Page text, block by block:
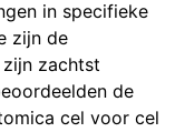
in specifieke
zijn de
zachtst
de
cel voor cel